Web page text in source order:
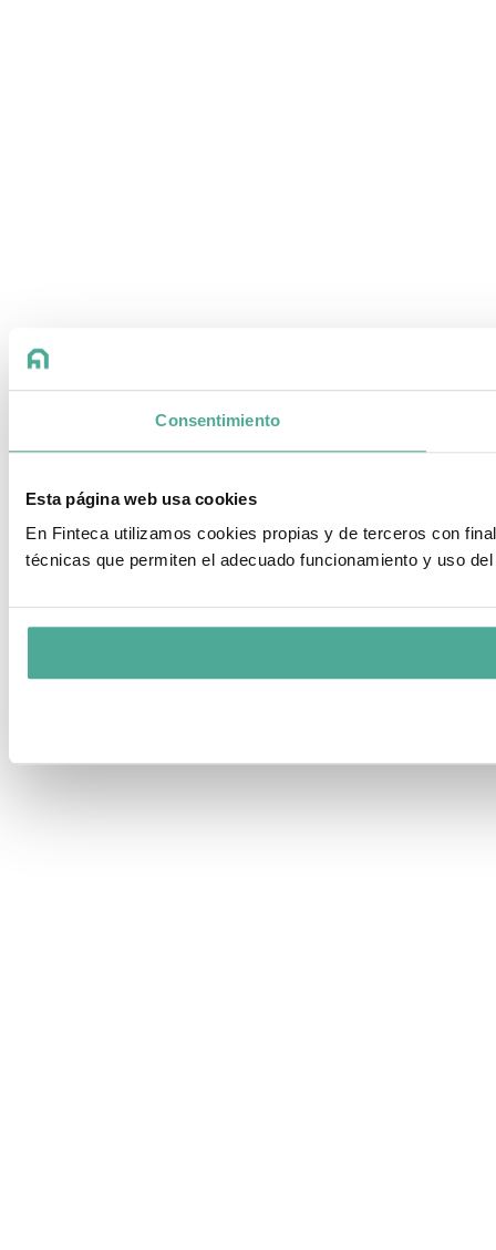
Consentimiento
Esta página web usa cookies
En Finteca utilizamos cookies propias y de terceros con
técnicas que permiten el adecuado funcionamiento y uso